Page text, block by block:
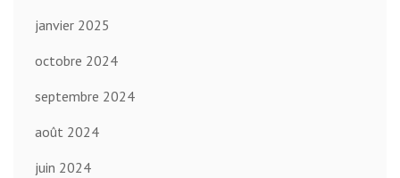
janvier 2025
octobre 2024
septembre 2024
août 2024
juin 2024